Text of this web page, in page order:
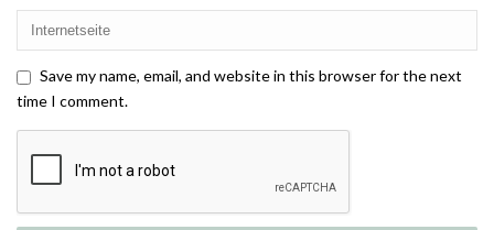
Save my name, email, and website in this browser for the next
time I comment.